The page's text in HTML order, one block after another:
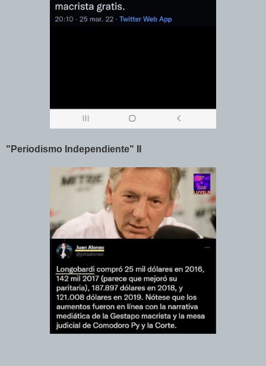
"Periodismo Independiente" II